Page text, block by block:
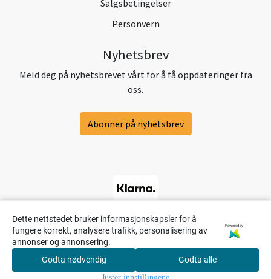
Dette nettstedet bruker informasjonskapsler for å
fungere korrekt, analysere trafikk, personalisering av
annonser og annonsering.
Powered by
Godta nødvendig Godta alle
Salgsbetingelser
Personvern
Nyhetsbrev
Meld deg på nyhetsbrevet vårt for å få oppdateringer fra
oss.
Abonner på nyhetsbrev